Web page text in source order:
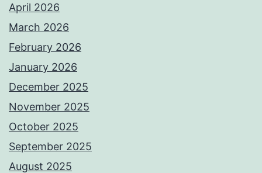
April 2026
March 2026
February 2026
January 2026
December 2025
November 2025
October 2025
September 2025
August 2025